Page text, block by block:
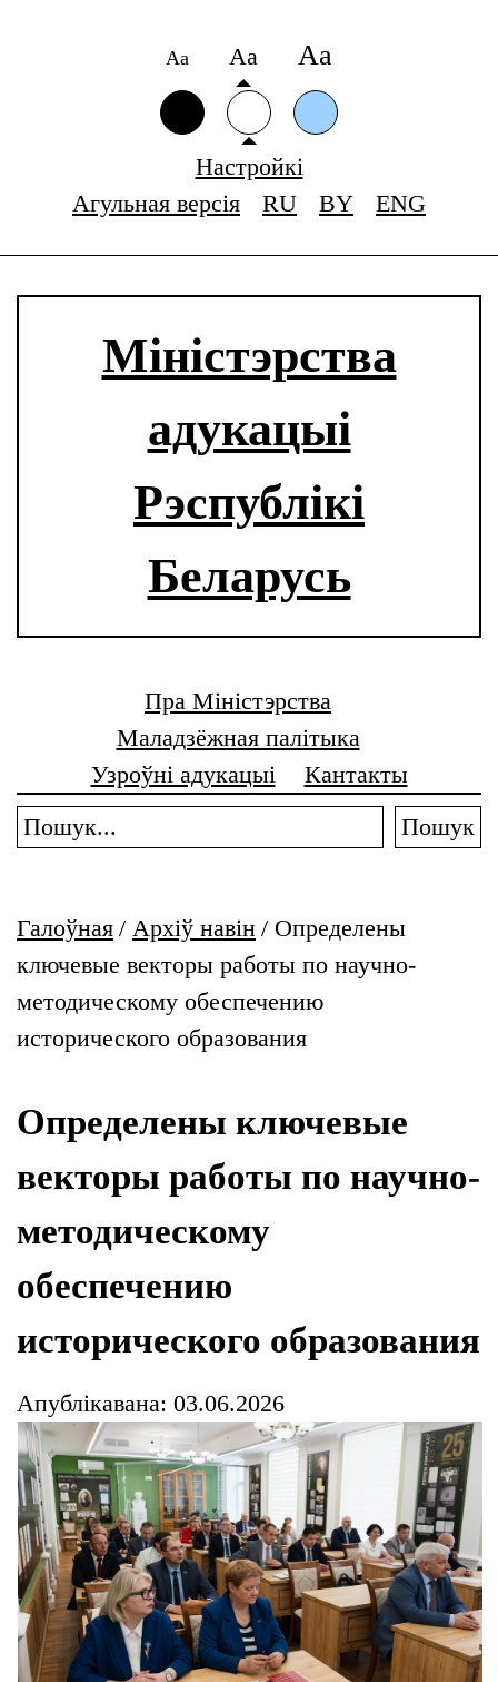
Аа Аа Аа
Настройкі
Агульная версія
RU BY ENG
Міністэрства
адукацыі
Рэспублікі
Беларусь
Пра Міністэрства
Маладзёжная палітыка
Узроўні адукацыі
Кантакты
Пошук
Галоўная / Архіў навін / Определены
ключевые векторы работы по научно-
методическому обеспечению
исторического образования
Определены ключевые
векторы работы по научно-
методическому
обеспечению
исторического образования
Апублікавана: 03.06.2026